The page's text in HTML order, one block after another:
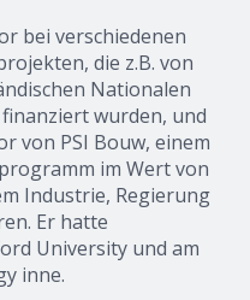
bei verschiedenen
die z.B. von
Nationalen
wurden, und
von PSI Bouw, einem
im Wert von
Industrie, Regierung
Er hatte
University und am
inne.